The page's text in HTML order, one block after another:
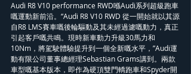
Audi R8 V10 performance RWD喺Audi系列超級跑車
嘅運動新前沿。“Audi R8 V10 RWD 從一開始就以其源
自R8 LMS賽車嘅後輪驅動及其未經過濾嘅動力，真正
引起客戶嘅共鳴。現時新車動力升級30馬力和
10Nm，將駕駛體驗提升到一個全新嘅水平，”Audi運
動有限公司董事總經理Sebastian Grams講到。兩款
車型嘅基本版本，即作為硬頂雙門轎跑車和Spyder開